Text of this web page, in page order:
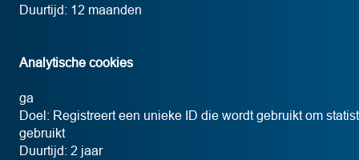
Duurtijd: 12 maanden
Analytische cookies
ga
Doel: Registreert een unieke ID die wordt gebruikt om
gebruikt
Duurtijd: 2 jaar